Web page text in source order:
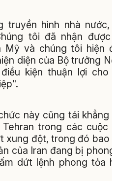
truyền hình nhà nước,
tôi đã nhận được
Mỹ và chúng tôi hiện
diện của Bộ trưởng
kiện thuận lợi cho
này cũng tái khẳng
trong các cuộc
xung đột, trong đó bao
của Iran đang bị
dứt lệnh phong tỏa